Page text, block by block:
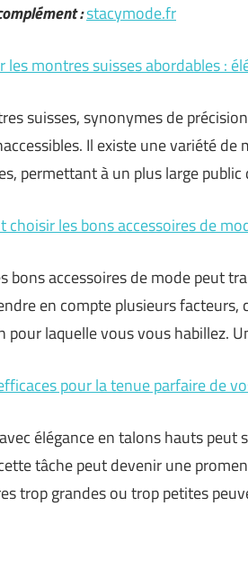
:stacymode.fr
les montres suisses abordables :
suisses, synonymes de
Il existe une variété
permettant à un plus large public
choisir les bons accessoires de
bons accessoires de mode peut
en compte plusieurs
pour laquelle vous vous habillez.
pour la tenue parfaire de
élégance en talons hauts peut
tâche peut devenir une
trop grandes ou trop petites